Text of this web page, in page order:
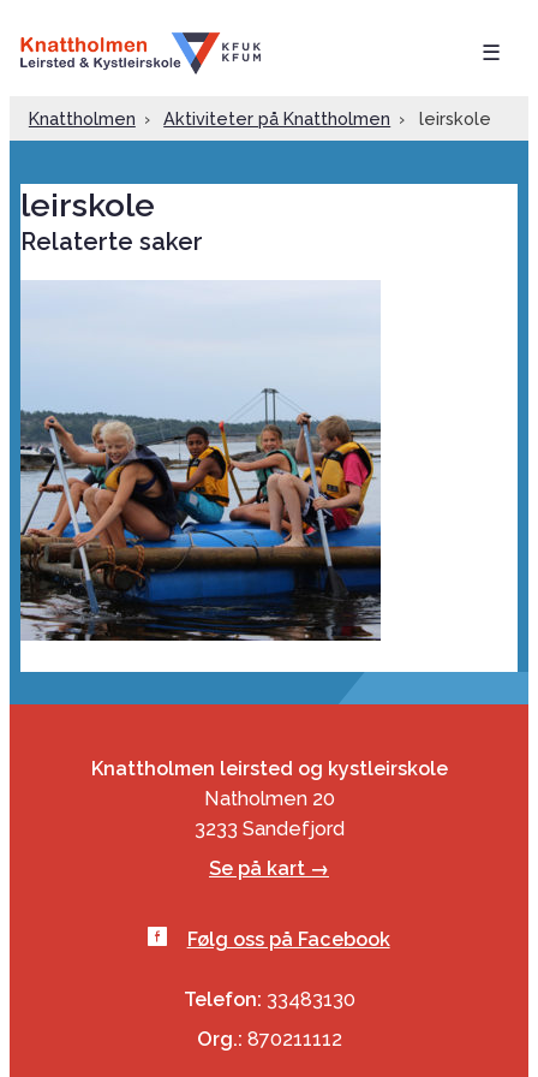
☰
Knattholmen › Aktiviteter på Knattholmen › leirskole
leirskole
Relaterte saker
Knattholmen leirsted og kystleirskole
Natholmen 20
3233 Sandefjord
Se på kart →
Følg oss på Facebook
Telefon: 33483130
Org.: 870211112